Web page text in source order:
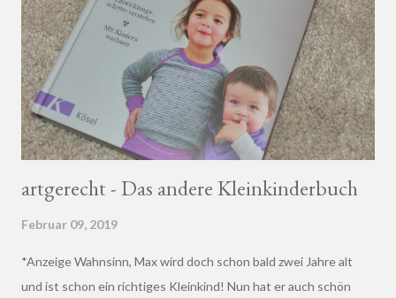
artgerecht - Das andere Kleinkinderbuch
Februar 09, 2019
*Anzeige Wahnsinn, Max wird doch schon bald zwei Jahre alt
und ist schon ein richtiges Kleinkind! Nun hat er auch schön